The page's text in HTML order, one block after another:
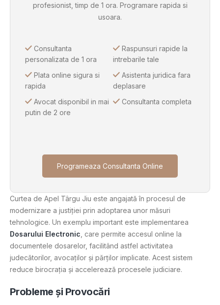
profesionist, timp de 1 ora. Programare rapida si
usoara.
Consultanta
personalizata de 1 ora
Plata online sigura si
rapida
Avocat disponibil in mai
putin de 2 ore
Raspunsuri rapide la
intrebarile tale
Asistenta juridica fara
deplasare
Consultanta completa
Programeaza Consultanta Online
Curtea de Apel Târgu Jiu este angajată în procesul de
modernizare a justiției prin adoptarea unor măsuri
tehnologice. Un exemplu important este implementarea
Dosarului Electronic , care permite accesul online la
documentele dosarelor, facilitând astfel activitatea
judecătorilor, avocaților și părților implicate. Acest sistem
reduce birocrația și accelerează procesele judiciare.
Probleme și Provocări